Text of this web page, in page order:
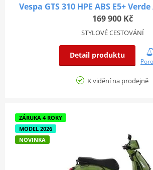
Vespa GTS 310 HPE ABS E5+
169 900 Kč
STYLOVÉ CESTOVÁNÍ
Detail produktu
K vidění na prodejně
ZÁRUKA 4 ROKY
MODEL 2026
NOVINKA